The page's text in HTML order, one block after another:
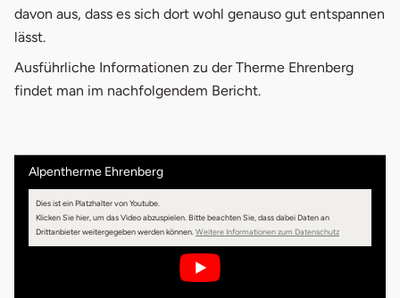
davon aus, dass es sich dort wohl genauso gut entspannen
lässt.
Ausführliche Informationen zu der Therme Ehrenberg
findet man im nachfolgendem Bericht.
Alpentherme Ehrenberg
Dies ist ein Platzhalter von Youtube.
Klicken Sie hier, um das Video abzuspielen. Bitte beachten Sie, dass dabei Daten an
Drittanbieter weitergegeben werden können. Weitere Informationen zum Datenschutz